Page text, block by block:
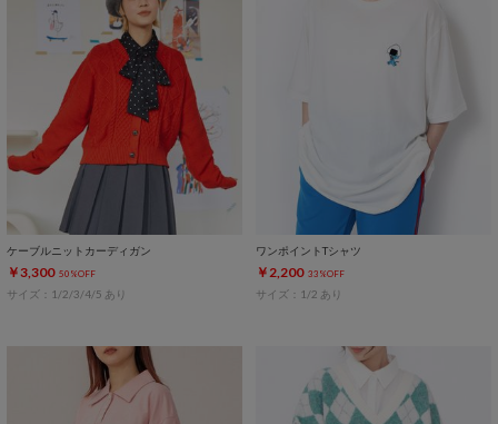
ケーブルニットカーディガン
￥3,300 50%OFF
サイズ：1/2/3/4/5 あり
ワンポイントTシャツ
￥2,200 33%OFF
サイズ：1/2 あり